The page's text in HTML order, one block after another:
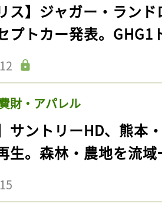
ス】ジャガー・ラン
プトカー発表。GHG1
財・アパレル
サントリーHD、熊本
生。森林・農地を流